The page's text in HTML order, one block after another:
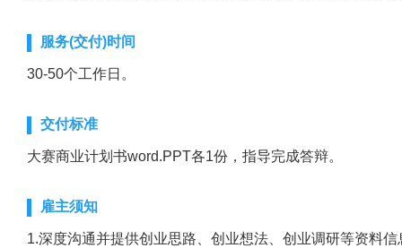
服务(交付)时间
30-50个工作日。
交付标准
大赛商业计划书word.PPT各1份，指导完成答辩。
雇主须知
1.深度沟通并提供创业思路、创业想法、创业调研等资料信